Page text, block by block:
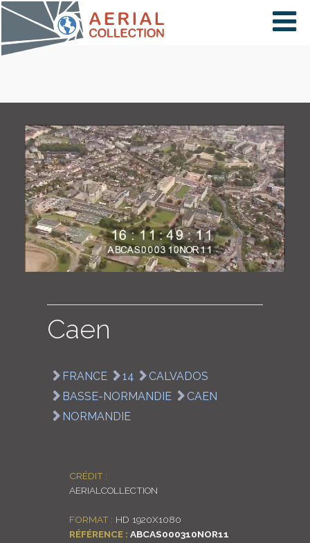
×
PAYS
CARTE
COLLECTIONS
Caen
FRANCE 14
CALVADOS
BASSE-NORMANDIE
CAEN
NORMANDIE
CRÉDIT :
AERIALCOLLECTION
FORMAT : HD 1920X1080
RÉFÉRENCE : ABCAS000310NOR11